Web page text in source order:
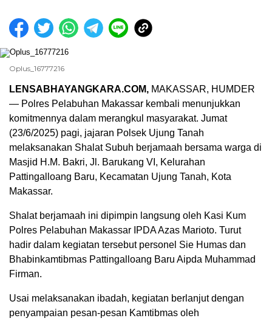
Oplus_16777216
LENSABHAYANGKARA.COM, MAKASSAR, HUMDER
— Polres Pelabuhan Makassar kembali menunjukkan
komitmennya dalam merangkul masyarakat. Jumat
(23/6/2025) pagi, jajaran Polsek Ujung Tanah
melaksanakan Shalat Subuh berjamaah bersama warga di
Masjid H.M. Bakri, Jl. Barukang VI, Kelurahan
Pattingalloang Baru, Kecamatan Ujung Tanah, Kota
Makassar.
Shalat berjamaah ini dipimpin langsung oleh Kasi Kum
Polres Pelabuhan Makassar IPDA Azas Marioto. Turut
hadir dalam kegiatan tersebut personel Sie Humas dan
Bhabinkamtibmas Pattingalloang Baru Aipda Muhammad
Firman.
Usai melaksanakan ibadah, kegiatan berlanjut dengan
penyampaian pesan-pesan Kamtibmas oleh